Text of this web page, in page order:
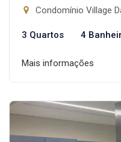
Condomínio Village
3 Quartos 4
Mais informações